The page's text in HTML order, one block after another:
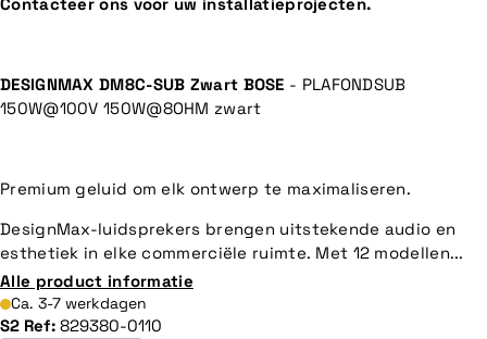
DESIGNMAX DM8C-SUB Zwart BOSE - PLAFONDSUB
150W@100V 150W@8OHM zwart
Premium geluid om elk ontwerp te maximaliseren.
DesignMax-luidsprekers brengen uitstekende audio en
esthetiek in elke commerciële ruimte. Met 12 modellen...
Alle product informatie
Ca. 3-7 werkdagen
S2 Ref: 829380-0110